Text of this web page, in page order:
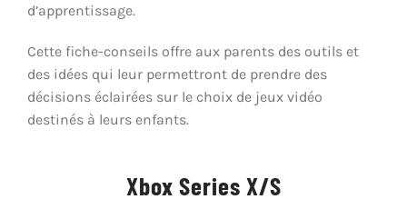
d’apprentissage.
Cette fiche-conseils offre aux parents des outils et
des idées qui leur permettront de prendre des
décisions éclairées sur le choix de jeux vidéo
destinés à leurs enfants.
Xbox Series X/S